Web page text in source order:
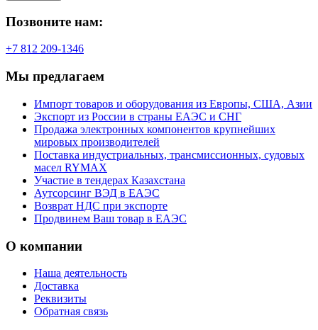
Позвоните нам:
+7 812 209-1346
Мы предлагаем
Импорт товаров и оборудования из Европы, США, Азии
Экспорт из России в страны ЕАЭС и СНГ
Продажа электронных компонентов крупнейших
мировых производителей
Поставка индустриальных, трансмиссионных, судовых
масел RYMAX
Участие в тендерах Казахстана
Аутсорсинг ВЭД в ЕАЭС
Возврат НДС при экспорте
Продвинем Ваш товар в ЕАЭС
О компании
Наша деятельность
Доставка
Реквизиты
Обратная связь